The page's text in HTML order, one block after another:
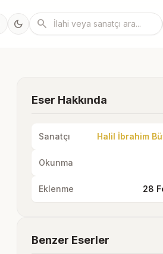
dark_mode search
Eser Hakkında
Sanatçı Halil İbrahim
Okunma
Eklenme 28
Benzer Eserler